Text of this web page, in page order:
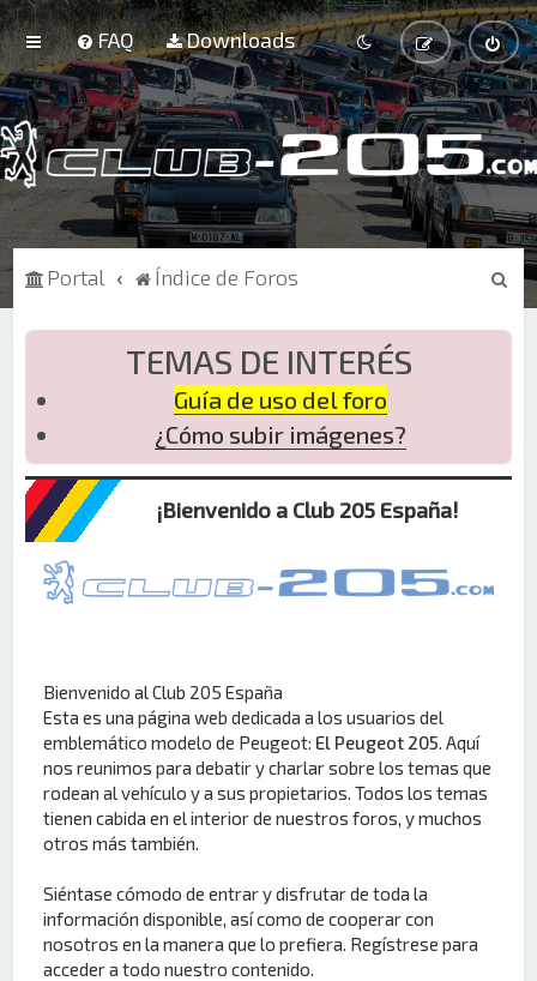
FAQ Downloads
Portal Índice de Foros
B
s
TEMAS DE INTERÉS
Guía de uso del foro
¿Cómo subir imágenes?
¡Bienvenido a Club 205 España!
Bienvenido al Club 205 España
Esta es una página web dedicada a los usuarios del
emblemático modelo de Peugeot: El Peugeot 205. Aquí
nos reunimos para debatir y charlar sobre los temas que
rodean al vehículo y a sus propietarios. Todos los temas
tienen cabida en el interior de nuestros foros, y muchos
otros más también.
Siéntase cómodo de entrar y disfrutar de toda la
información disponible, así como de cooperar con
nosotros en la manera que lo prefiera. Regístrese para
acceder a todo nuestro contenido.